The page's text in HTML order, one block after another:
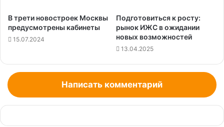
В трети новостроек Москвы
предусмотрены кабинеты
15.07.2024
Подготовиться к росту:
рынок ИЖС в ожидании
новых возможностей
13.04.2025
Написать комментарий